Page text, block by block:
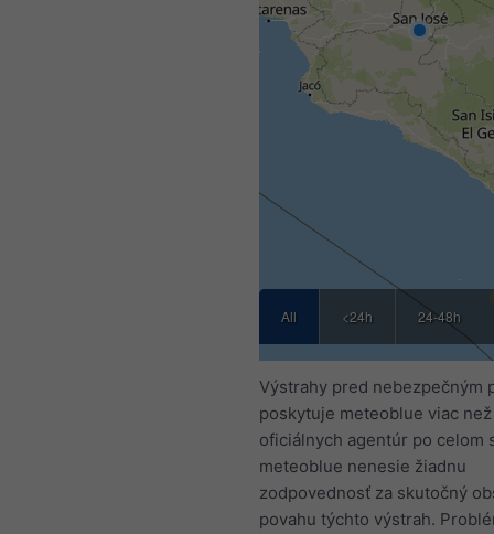
All <24h 24-48h
Výstrahy pred nebezpečným
poskytuje meteoblue viac
oficiálnych agentúr po celom
meteoblue nenesie žiadnu
zodpovednosť za skutočný
povahu týchto výstrah.